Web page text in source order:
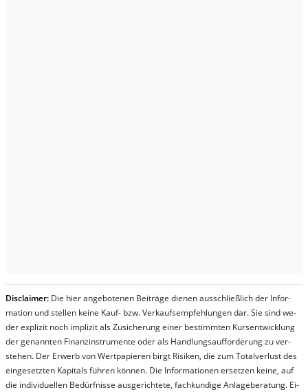
Dis­clai­mer: Die hier an­ge­bo­te­nen Bei­trä­ge die­nen aus­schließ­lich der In­for­
ma­t­ion und stel­len kei­ne Kauf- bzw. Ver­kaufs­em­pfeh­lung­en dar. Sie sind we­
der ex­pli­zit noch im­pli­zit als Zu­sich­er­ung ei­ner be­stim­mt­en Kurs­ent­wick­lung
der ge­nan­nt­en Fi­nanz­in­stru­men­te oder als Handl­ungs­auf­for­der­ung zu ver­
steh­en. Der Er­werb von Wert­pa­pier­en birgt Ri­si­ken, die zum To­tal­ver­lust des
ein­ge­setz­ten Ka­pi­tals füh­ren kön­nen. Die In­for­ma­tion­en er­setz­en kei­ne, auf
die in­di­vi­du­el­len Be­dür­fnis­se aus­ge­rich­te­te, fach­kun­di­ge An­la­ge­be­ra­tung. Ei­